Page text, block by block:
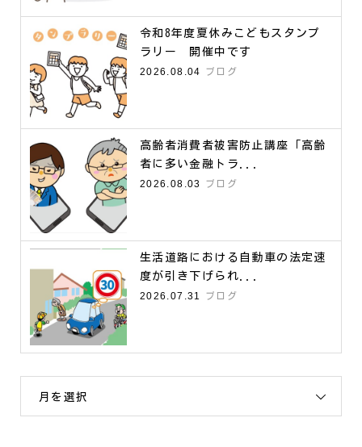
令和8年度夏休みこどもスタンプ
ラリー 開催中です
2026.08.04
ブログ
高齢者消費者被害防止講座「高齢
者に多い金融トラ...
2026.08.03
ブログ
生活道路における自動車の法定速
度が引き下げられ...
2026.07.31
ブログ
月を選択